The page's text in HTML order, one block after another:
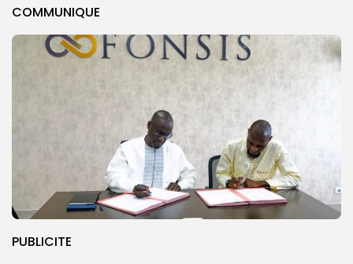
COMMUNIQUE
PUBLICITE